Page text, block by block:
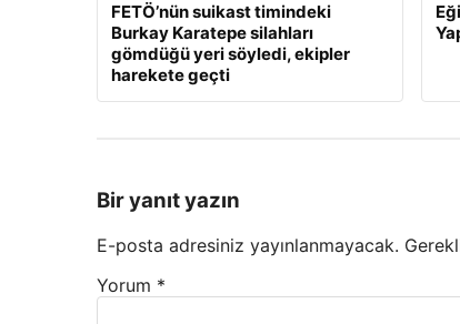
FETÖ’nün suikast timindeki
Burkay Karatepe silahları
gömdüğü yeri söyledi, ekipler
harekete geçti
Bir yanıt yazın
E-posta adresiniz yayınlanmayacak.
Yorum *